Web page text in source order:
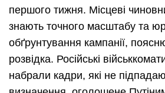
першого тижня. Місцеві
знають точного масштабу та
обґрунтування кампанії,
розвідка. Російські
набрали кадри, які не